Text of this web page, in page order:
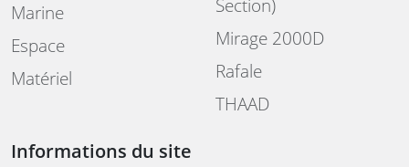
Marine
Espace
Matériel
Mirage 2000D
Rafale
THAAD
Informations du site